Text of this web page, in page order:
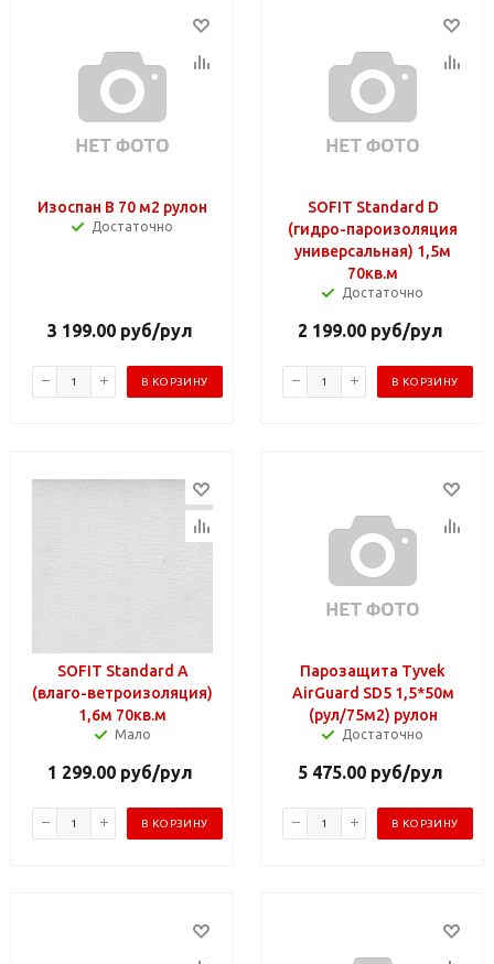
Изоспан В 70 м2 рулон
Достаточно
3 199.00 руб/рул
В КОРЗИНУ
SOFIT Standard D
(гидро-пароизоляция
универсальная) 1,5м
70кв.м
Достаточно
2 199.00 руб/рул
В КОРЗИНУ
SOFIT Standard А
(влаго-ветроизоляция)
1,6м 70кв.м
Мало
1 299.00 руб/рул
В КОРЗИНУ
Парозащита Tyvek
AirGuard SD5 1,5*50м
(рул/75м2) рулон
Достаточно
5 475.00 руб/рул
В КОРЗИНУ